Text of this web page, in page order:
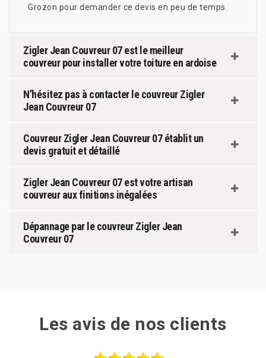
Grozon pour demander ce devis en peu de temps.
Zigler Jean Couvreur 07 est le meilleur
couvreur pour installer votre toiture en ardoise
N’hésitez pas à contacter le couvreur Zigler
Jean Couvreur 07
Couvreur Zigler Jean Couvreur 07 établit un
devis gratuit et détaillé
Zigler Jean Couvreur 07 est votre artisan
couvreur aux finitions inégalées
Dépannage par le couvreur Zigler Jean
Couvreur 07
Les avis de nos clients